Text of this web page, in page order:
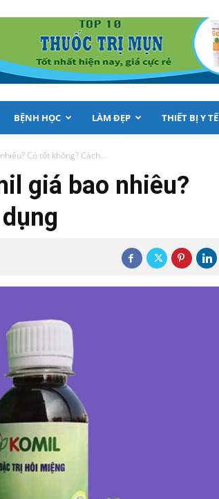
BỆNH HỌC LÀM ĐẸP THIẾT BỊ Y TẾ
Có tốt không? Cách...
giá bao nhiêu?